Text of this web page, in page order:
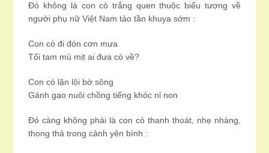
Đó không là con cò trắng quen thuộc biểu tượng về
người phụ nữ Việt Nam tảo tần khuya sớm :
Con cò đi đón cơn mưa
Tối tam mù mịt ai đưa cò về?
Con cò lặn lội bờ sông
Gánh gạo nuôi chồng tiếng khóc nỉ non
Đó càng không phải là con cò thanh thoát, nhẹ nhàng,
thong thả trong cảnh yên bình :